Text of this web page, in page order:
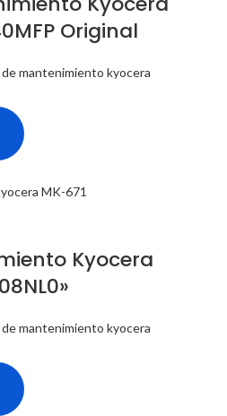
Original
mantenimiento kyocera
Kyocera
mantenimiento kyocera